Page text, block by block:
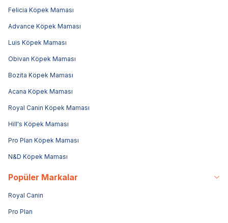
Felicia Köpek Maması
Advance Köpek Maması
Luis Köpek Maması
Obivan Köpek Maması
Bozita Köpek Maması
Acana Köpek Maması
Royal Canin Köpek Maması
Hill's Köpek Maması
Pro Plan Köpek Maması
N&D Köpek Maması
Popüler Markalar
Royal Canin
Pro Plan